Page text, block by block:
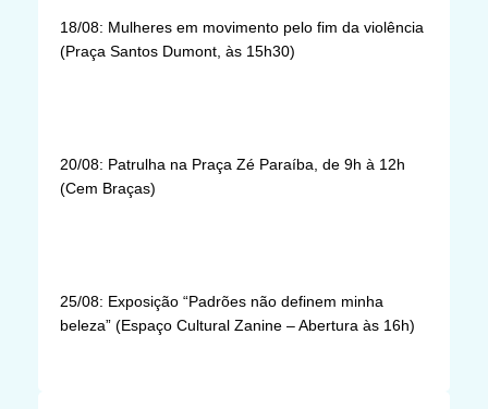
18/08: Mulheres em movimento pelo fim da violência
(Praça Santos Dumont, às 15h30)
20/08: Patrulha na Praça Zé Paraíba, de 9h à 12h
(Cem Braças)
25/08: Exposição “Padrões não definem minha
beleza” (Espaço Cultural Zanine – Abertura às 16h)